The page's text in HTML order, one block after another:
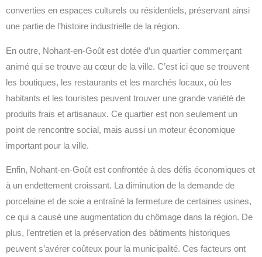
converties en espaces culturels ou résidentiels, préservant ainsi
une partie de l’histoire industrielle de la région.
En outre, Nohant-en-Goût est dotée d’un quartier commerçant
animé qui se trouve au cœur de la ville. C’est ici que se trouvent
les boutiques, les restaurants et les marchés locaux, où les
habitants et les touristes peuvent trouver une grande variété de
produits frais et artisanaux. Ce quartier est non seulement un
point de rencontre social, mais aussi un moteur économique
important pour la ville.
Enfin, Nohant-en-Goût est confrontée à des défis économiques et
à un endettement croissant. La diminution de la demande de
porcelaine et de soie a entraîné la fermeture de certaines usines,
ce qui a causé une augmentation du chômage dans la région. De
plus, l’entretien et la préservation des bâtiments historiques
peuvent s’avérer coûteux pour la municipalité. Ces facteurs ont